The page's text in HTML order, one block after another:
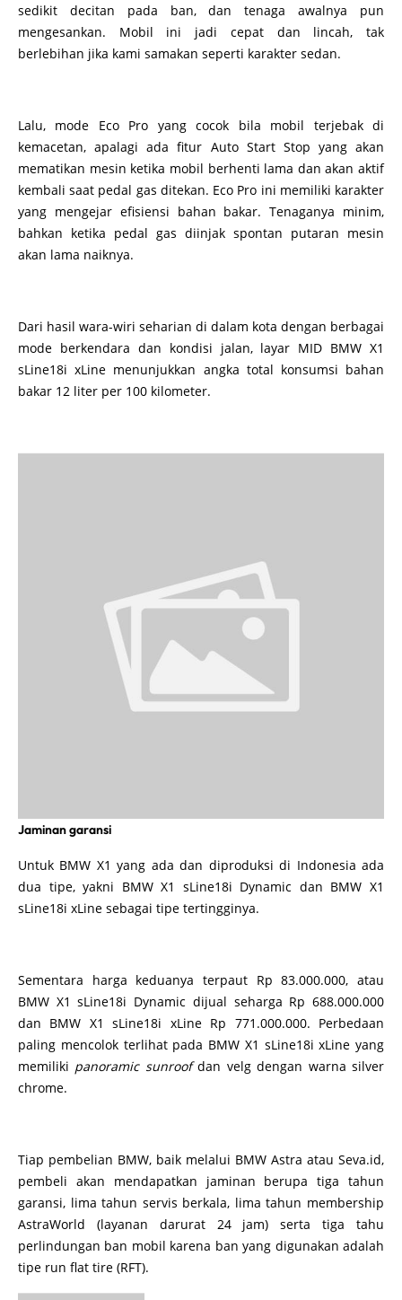
sedikit decitan pada ban, dan tenaga awalnya pun
mengesankan. Mobil ini jadi cepat dan lincah, tak
berlebihan jika kami samakan seperti karakter sedan.
Lalu, mode Eco Pro yang cocok bila mobil terjebak di
kemacetan, apalagi ada fitur Auto Start Stop yang akan
mematikan mesin ketika mobil berhenti lama dan akan aktif
kembali saat pedal gas ditekan. Eco Pro ini memiliki karakter
yang mengejar efisiensi bahan bakar. Tenaganya minim,
bahkan ketika pedal gas diinjak spontan putaran mesin
akan lama naiknya.
Dari hasil wara-wiri seharian di dalam kota dengan berbagai
mode berkendara dan kondisi jalan, layar MID BMW X1
sLine18i xLine menunjukkan angka total konsumsi bahan
bakar 12 liter per 100 kilometer.
Jaminan garansi
Untuk BMW X1 yang ada dan diproduksi di Indonesia ada
dua tipe, yakni BMW X1 sLine18i Dynamic dan BMW X1
sLine18i xLine sebagai tipe tertingginya.
Sementara harga keduanya terpaut Rp 83.000.000, atau
BMW X1 sLine18i Dynamic dijual seharga Rp 688.000.000
dan BMW X1 sLine18i xLine Rp 771.000.000. Perbedaan
paling mencolok terlihat pada BMW X1 sLine18i xLine yang
memiliki panoramic sunroofdan velg dengan warna silver
chrome.
Tiap pembelian BMW, baik melalui BMW Astra atau Seva.id,
pembeli akan mendapatkan jaminan berupa tiga tahun
garansi, lima tahun servis berkala, lima tahun membership
AstraWorld (layanan darurat 24 jam) serta tiga tahu
perlindungan ban mobil karena ban yang digunakan adalah
tipe run flat tire (RFT).